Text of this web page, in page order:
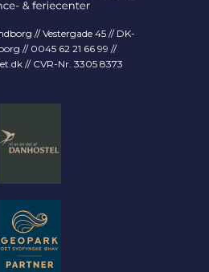
// Vestergade 45 // DK-
// 0045 62 21 66 99 //
// CVR-Nr. 3305 8373